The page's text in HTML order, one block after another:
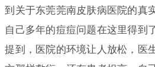
到关于东莞莞南皮肤病医院的真
自己多年的痘痘问题在这里得到
提到，医院的环境让人放松，医